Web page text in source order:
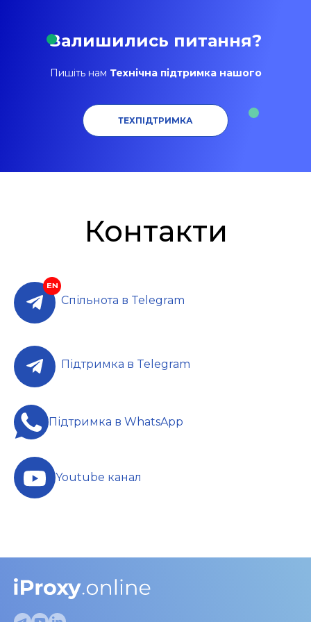
Залишились питання?
Пишіть нам Технічна підтримка нашого
ТЕХПІДТРИМКА
Контакти
Спільнота в Telegram
Підтримка в Telegram
Підтримка в WhatsApp
Youtube канал